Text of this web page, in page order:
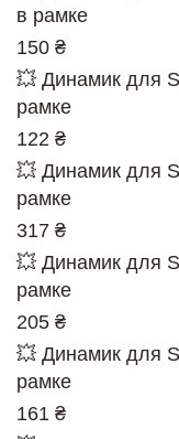
в рамке
150 ₴
💥 Динамик для
рамке
122 ₴
💥 Динамик для
рамке
317 ₴
💥 Динамик для
рамке
205 ₴
💥 Динамик для
рамке
161 ₴